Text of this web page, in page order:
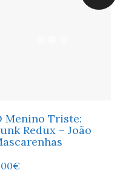
Menino Triste:
Redux – João
€